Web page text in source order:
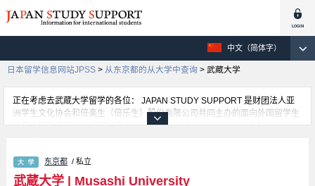
中文（简体字）
日本留学信息网站JPSS > 从东京都的从大学中查询 > 武蔵大学
正在考虑去武蔵大学留学的各位： JAPAN STUDY SUPPORT 是财团法人亚
洲学生文化协会和倍楽生（倍乐生）股份有限公司共同主办的面向外国留学生
的日本留学信息网。 武蔵大学的Economics 学部、Humanities 学部、
利用此网查询。另外，在此网上登载着约1300条大学、大学院、短大、专门学
校正在招收留学生的信息。
东京都 / 私立
武蔵大学| Musashi University